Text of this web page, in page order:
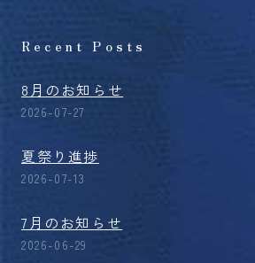
Recent Posts
8月のお知らせ
2026-07-27
夏祭り進捗
2026-07-13
7月のお知らせ
2026-06-29